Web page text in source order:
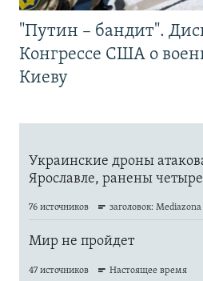
"Путин – бандит".
Конгрессе США о
Киеву